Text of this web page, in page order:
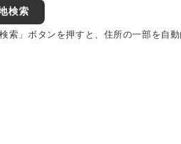
検索
検索」ボタンを押すと、住所の一部を自動